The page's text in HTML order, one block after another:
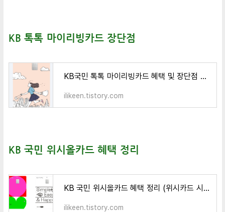
KB 톡톡 마이리빙카드 장단점
KB국민 톡톡 마이리빙카드 혜택 및 장단점 정리
ilikeen.tistory.com
KB 국민 위시올카드 혜택 정리
KB 국민 위시올카드 혜택 정리 (위시카드 시리즈 특징)
ilikeen.tistory.com